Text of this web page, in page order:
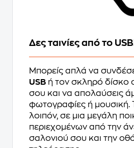
Δες ταινίες από το
Mπορείς απλά να
USB ή τον σκληρό δίσκο
σου και να απολαύσεις
φωτογραφίες ή μουσική.
λοιπόν, σε μια μεγάλη
περιεχομένων από την
σαλονιού σου και την